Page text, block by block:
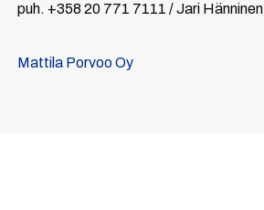
puh. +358 20 771 7111 / Jari Hänninen
Mattila Porvoo Oy